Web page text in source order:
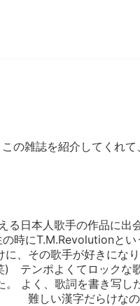
この雑誌を紹介してくれ
る日本人歌手の作品に出
の時にT.M.Revolutionと
に、その歌手が好きにな
) テンポよくてロックな
。 よく、歌詞を書き写
難しい漢字だらけな